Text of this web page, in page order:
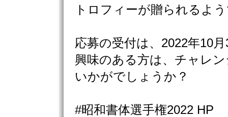
トロフィーが贈られるよ
応募の受付は、2022年10
興味のある方は、チャレ
いかがでしょうか？
#昭和書体選手権2022 HP